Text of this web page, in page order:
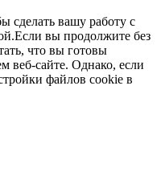
сделать вашу работу с
вы продолжите без
что вы готовы
веб-сайте. Однако, если
файлов cookie в